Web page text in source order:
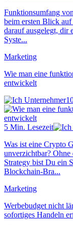
Funktionsumfang
beim ersten Blick
darauf ausgelegt, dir
Syste...
Marketing
Wie man eine
entwickelt
5 Min. Lesezeit
Was ist eine Crypto
unverzichtbar?
Strategy bist Du ein
Blockchain-Bra...
Marketing
Werbebudget nicht
sofortiges Handeln